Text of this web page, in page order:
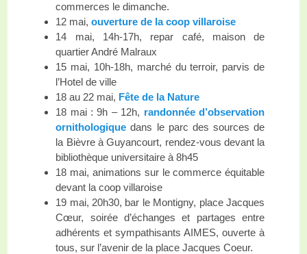
commerces le dimanche.
12 mai,ouverture de la coop villaroise
14 mai, 14h-17h, repar café, maison de
quartier André Malraux
15 mai, 10h-18h, marché du terroir, parvis de
l’Hotel de ville
18 au 22 mai, Fête de la Nature
18 mai : 9h – 12h, randonnée d’observation
ornithologique dans le parc des sources de
la Bièvre à Guyancourt, rendez-vous devant la
bibliothèque universitaire à 8h45
18 mai, animations sur le commerce équitable
devant la coop villaroise
19 mai, 20h30, bar le Montigny, place Jacques
Cœur, soirée d’échanges et partages entre
adhérents et sympathisants AIMES, ouverte à
tous, sur l’avenir de la place Jacques Coeur.